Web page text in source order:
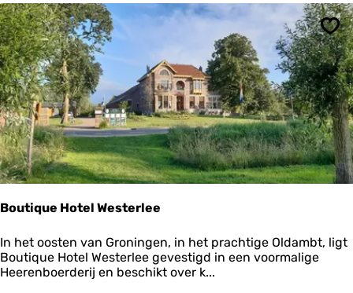
a
r
k
c
a
m
p
i
n
g
Z
e
e
s
t
a
n
d
Boutique Hotel Westerlee
B
o
u
In het oosten van Groningen, in het prachtige Oldambt, ligt
Boutique Hotel Westerlee gevestigd in een voormalige
Heerenboerderij en beschikt over k...